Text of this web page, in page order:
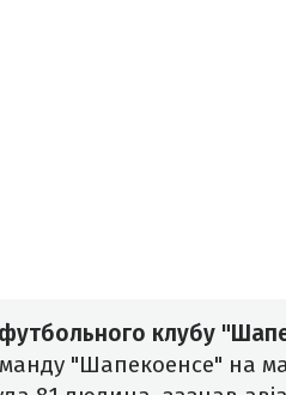
клубу
"Шапекоенсе" на